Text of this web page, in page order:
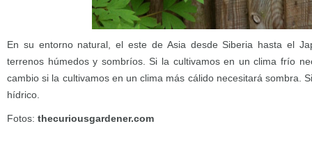
En su entorno natural, el este de Asia desde Siberia hasta el
terrenos húmedos y sombríos. Si la cultivamos en un clima frío
cambio si la cultivamos en un clima más cálido necesitará sombra.
hídrico.
Fotos: thecuriousgardener.com